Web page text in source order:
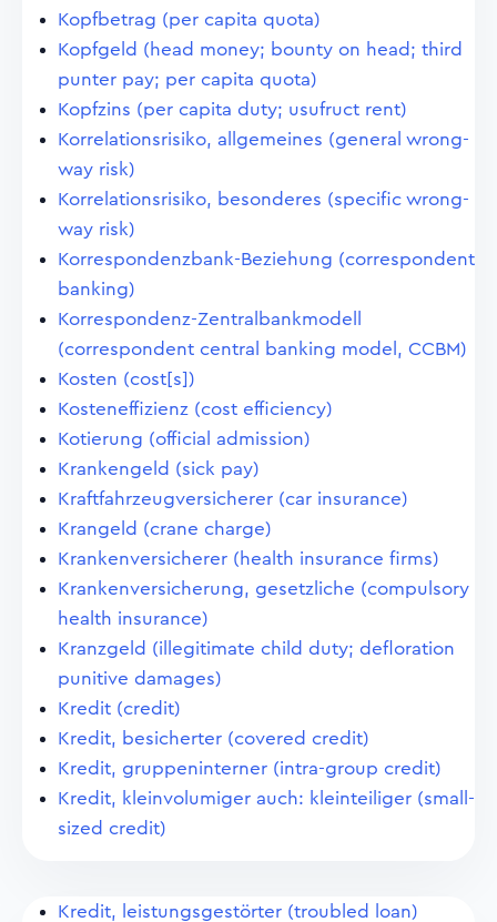
Kopfbetrag (per capita quota)
Kopfgeld (head money; bounty on head; third
punter pay; per capita quota)
Kopfzins (per capita duty; usufruct rent)
Korrelationsrisiko, allgemeines (general wrong-
way risk)
Korrelationsrisiko, besonderes (specific wrong-
way risk)
Korrespondenzbank-Beziehung (correspondent
banking)
Korrespondenz-Zentralbankmodell
(correspondent central banking model, CCBM)
Kosten (cost[s])
Kosteneffizienz (cost efficiency)
Kotierung (official admission)
Krankengeld (sick pay)
Kraftfahrzeugversicherer (car insurance)
Krangeld (crane charge)
Krankenversicherer (health insurance firms)
Krankenversicherung, gesetzliche (compulsory
health insurance)
Kranzgeld (illegitimate child duty; defloration
punitive damages)
Kredit (credit)
Kredit, besicherter (covered credit)
Kredit, gruppeninterner (intra-group credit)
Kredit, kleinvolumiger auch: kleinteiliger (small-
sized credit)
Kredit, leistungsgestörter (troubled loan)